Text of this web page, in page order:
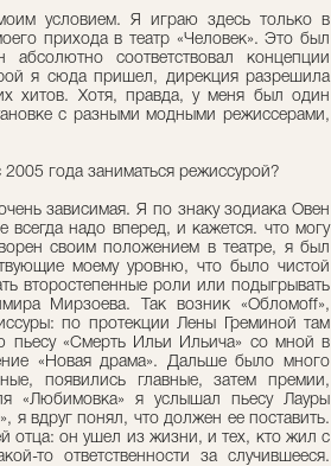
условием. Я играю здесь только в
прихода в театр «Человек». Это был
соответствовал концепции
я сюда пришел, дирекция разрешила
хитов. Хотя, правда, у меня был один
с разными модными режиссерами,
года заниматься режиссурой?
зависимая. Я по знаку зодиака Овен
надо вперед, и кажется. что могу
своим положением в театре, я был
моему уровню, что было чистой
второстепенные роли или подыгрывать
Мирзоева. Так возник «Обломoff»,
по протекции Лены Греминой там
пьесу «Смерть Ильи Ильича» со мной в
«Новая драма». Дальше было много
появились главные, затем премии,
«Любимовка» я услышал пьесу Лауры
я вдруг понял, что должен ее поставить.
отца: он ушел из жизни, и тех, кто жил с
то ответственности за случившееся.